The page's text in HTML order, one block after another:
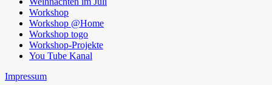
Workshop
Workshop @Home
Workshop togo
Workshop-Projekte
You Tube Kanal
Impressum